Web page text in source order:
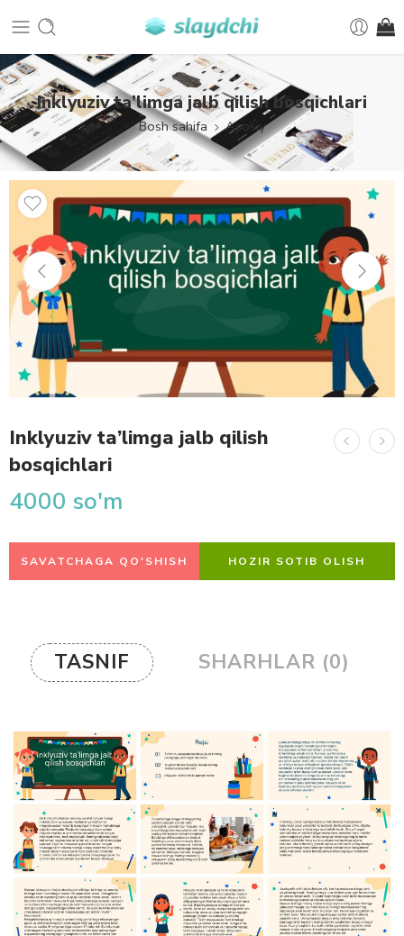
Inklyuziv ta’limga jalb qilish bosqichlari
Bosh sahifa Asosiy
Inklyuziv ta’limga jalb qilish
bosqichlari
4000 so'm
SAVATCHAGA QO'SHISH HOZIR SOTIB OLISH
TASNIF SHARHLAR (0)